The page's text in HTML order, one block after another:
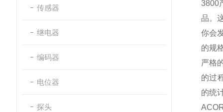
传感器
继电器
编码器
电位器
探头
3800
品。
你会
的规
严格
的过
的统